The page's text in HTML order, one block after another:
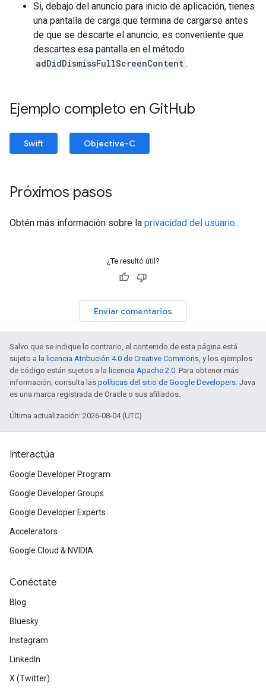
Si, debajo del anuncio para inicio de aplicación, tienes
una pantalla de carga que termina de cargarse antes
de que se descarte el anuncio, es conveniente que
descartes esa pantalla en el método
adDidDismissFullScreenContent .
Ejemplo completo en GitHub
Swift Objective-C
Próximos pasos
Obtén más información sobre la privacidad del usuario.
¿Te resultó útil?
Enviar comentarios
Salvo que se indique lo contrario, el contenido de esta página está
sujeto a la licencia Atribución 4.0 de Creative Commons, y los ejemplos
de código están sujetos a la licencia Apache 2.0. Para obtener más
información, consulta las políticas del sitio de Google Developers. Java
es una marca registrada de Oracle o sus afiliados.
Última actualización: 2026-08-04 (UTC)
Interactúa
Google Developer Program
Google Developer Groups
Google Developer Experts
Accelerators
Google Cloud & NVIDIA
Conéctate
Blog
Bluesky
Instagram
LinkedIn
X (Twitter)